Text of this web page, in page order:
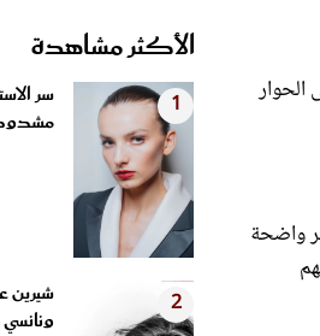
واضحة
الأكثر مشاهدة
1
سر
2
شيرين